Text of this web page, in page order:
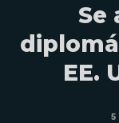
Se
EE.
5